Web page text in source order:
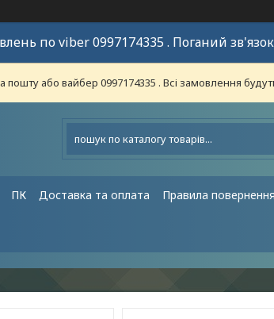
по viber 0997174335 . Поганий
або вайбер 0997174335 . Всі замовлення
ПК Доставка та оплата Правила повернення